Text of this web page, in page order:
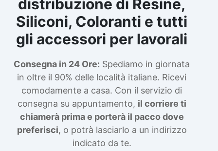
distribuzione di Resine,
Siliconi, Coloranti e tutti
gli accessori per lavorali
Consegna in 24 Ore: Spediamo in giornata
in oltre il 90% delle località italiane. Ricevi
comodamente a casa. Con il servizio di
consegna su appuntamento, il corriere ti
chiamerà prima e porterà il pacco dove
preferisci, o potrà lasciarlo a un indirizzo
indicato da te.